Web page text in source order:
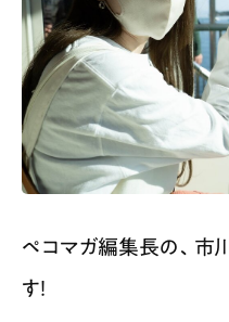
ペコマガ編集長の、市
す！